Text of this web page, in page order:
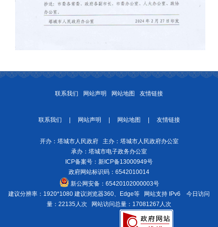
联系我们 网站声明 网站地图 友情链接
联系我们 网站声明 网站地图 友情链接
开办：塔城市人民政府 主办：塔城市人民政府办公室
承办：塔城市电子政务办公室
ICP备案号： 新ICP备13000949号
政府网站标识码：6542010014
新公网安备： 65420102000003号
建议分辨率：1920*1080 建议浏览器360、Edge等 网站支持 IPv6
今日访问
量：22135人次
网站访问总量：17081267人次